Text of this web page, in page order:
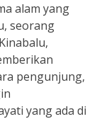
alam yang
seorang
pengunjung,
yang ada di